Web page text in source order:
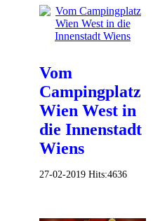
Vom
Campingplatz
Wien West in
die Innenstadt
Wiens
27-02-2019 Hits:4636